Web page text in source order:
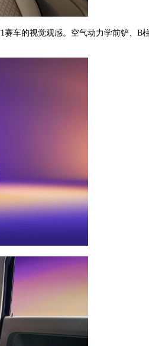
车的视觉观感。空气动力学前铲、B